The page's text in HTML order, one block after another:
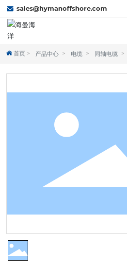
sales@hymanoffshore.com
首页
联系我们
首页 产品中心 电缆 同轴电缆